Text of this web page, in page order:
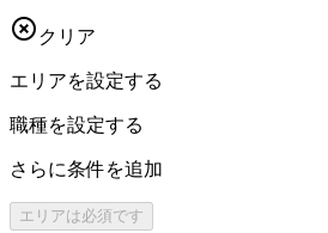
 クリア
エリアを設定する
職種を設定する
さらに条件を追加
エリアは必須です